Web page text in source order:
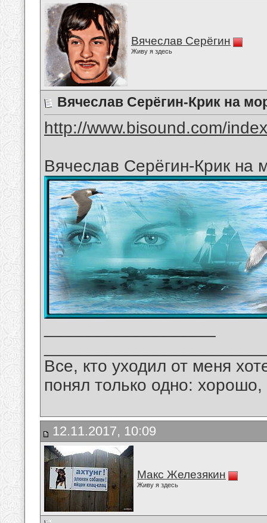
Вячеслав Серёгин
Живу я здесь
Вячеслав Серёгин-Крик на
http://www.bisound.com/
Вячеслав Серёгин-Крик на
Все, кто уходил от меня
понял только одно:
12.11.2017, 10:09
Макс Железякин
Живу я здесь